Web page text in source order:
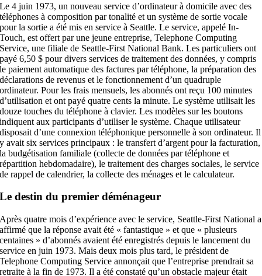
Le 4 juin 1973, un nouveau service d’ordinateur à domicile avec des
téléphones à composition par tonalité et un système de sortie vocale
pour la sortie a été mis en service à Seattle. Le service, appelé In-
Touch, est offert par une jeune entreprise, Telephone Computing
Service, une filiale de Seattle-First National Bank. Les particuliers ont
payé 6,50 $ pour divers services de traitement des données, y compris
le paiement automatique des factures par téléphone, la préparation des
déclarations de revenus et le fonctionnement d’un quadruple
ordinateur. Pour les frais mensuels, les abonnés ont reçu 100 minutes
d’utilisation et ont payé quatre cents la minute. Le système utilisait les
douze touches du téléphone à clavier. Les modèles sur les boutons
indiquent aux participants d’utiliser le système. Chaque utilisateur
disposait d’une connexion téléphonique personnelle à son ordinateur. Il
y avait six services principaux : le transfert d’argent pour la facturation,
la budgétisation familiale (collecte de données par téléphone et
répartition hebdomadaire), le traitement des charges sociales, le service
de rappel de calendrier, la collecte des ménages et le calculateur.
Le destin du premier déménageur
Après quatre mois d’expérience avec le service, Seattle-First National a
affirmé que la réponse avait été « fantastique » et que « plusieurs
centaines » d’abonnés avaient été enregistrés depuis le lancement du
service en juin 1973. Mais deux mois plus tard, le président de
Telephone Computing Service annonçait que l’entreprise prendrait sa
retraite à la fin de 1973. Il a été constaté qu’un obstacle majeur était